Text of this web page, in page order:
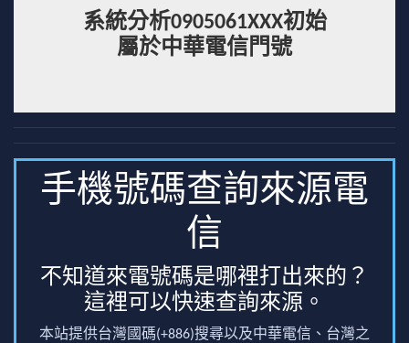
系統分析0905061XXX初始
屬於中華電信門號
手機號碼查詢來源電
信
不知道來電號碼是哪裡打出來的？
這裡可以快速查詢來源。
本站提供台灣國碼(+886)搜尋以及中華電信、台灣之